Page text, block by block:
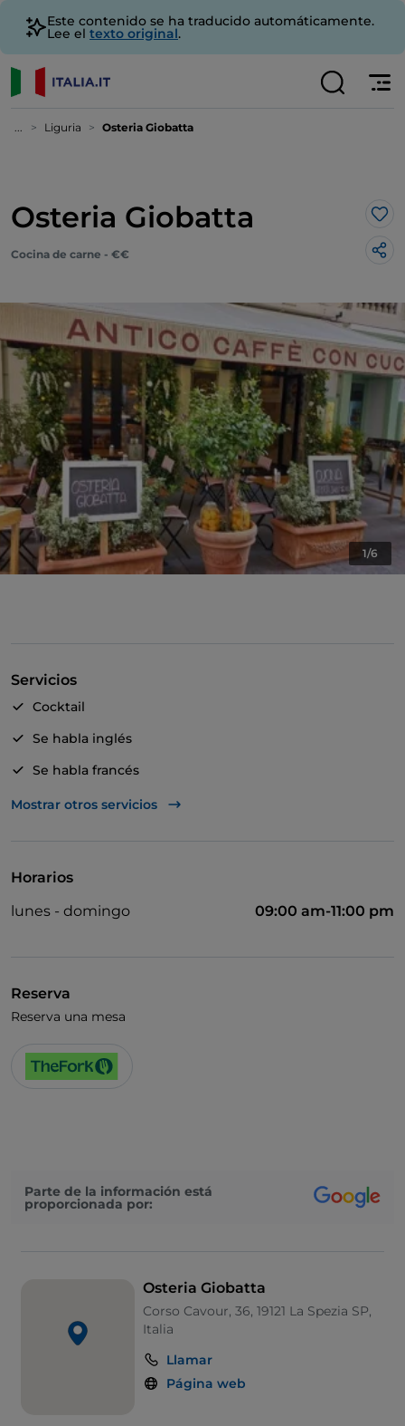
Este contenido se ha traducido automáticamente.
Lee el texto original.
... Liguria Osteria Giobatta
Osteria Giobatta Me
Cocina de carne - €€
1/6
Servicios
Cocktail
Se habla inglés
Se habla francés
Wi-Fi
Mostrar otros servicios
Horarios
lunes - domingo
09:00 am-11:00 pm
Reserva
Reserva una mesa
Parte de la información está
proporcionada por:
Osteria Giobatta
Corso Cavour, 36, 19121 La Spezia SP,
Italia
Llamar
Página web